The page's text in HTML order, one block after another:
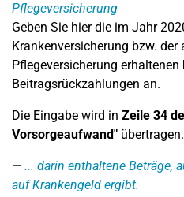
Pflegeversicherung
Geben Sie hier die im Jahr
Krankenversicherung bzw. der
Pflegeversicherung erhaltenen
Beitragsrückzahlungen an.
Die Eingabe wird in Zeile 34
Vorsorgeaufwand" übertragen.
... darin enthaltene Beträge,
auf Krankengeld ergibt.